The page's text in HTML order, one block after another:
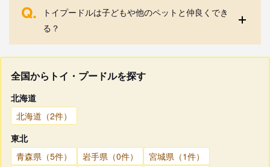
Q.
トイプードルは子どもや他のペットと仲良くでき
る？
全国からトイ・プードルを探す
北海道
北海道（2件）
東北
青森県（5件）
岩手県（0件）
宮城県（1件）